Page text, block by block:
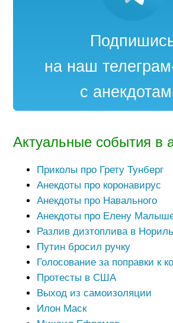
на наш
с
Актуальные события в
Приколы про Грету Тунберг
Анекдоты про коронавирус
Анекдоты про Навального
Анекдоты про Елену
Разлив дизтоплива в
Путин бросил ручку
Голосование за поправки к
Протесты в США
Выход из самоизоляции
Илон Маск